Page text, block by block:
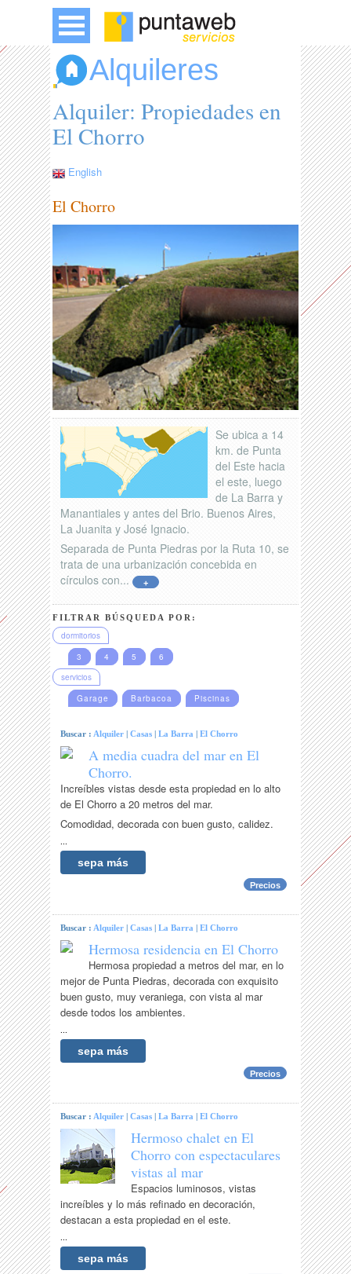
Alquileres
Alquiler: Propiedades en
El Chorro
English
El Chorro
Se ubica a 14
km. de Punta
del Este hacia
el este, luego
de La Barra y
Manantiales y antes del Brio. Buenos Aires,
La Juanita y José Ignacio.
Separada de Punta Piedras por la Ruta 10, se
trata de una urbanización concebida en
círculos con...
+
FILTRAR BÚSQUEDA POR:
dormitorios
3
4 5
6
servicios
Garage
Barbacoa Piscinas
Buscar : Alquiler |Casas |La Barra |El Chorro
A media cuadra del mar en El
Chorro.
Increíbles vistas desde esta propiedad en lo alto
de El Chorro a 20 metros del mar.
Comodidad, decorada con buen gusto, calidez.
...
sepa más
Precios
Buscar : Alquiler |Casas |La Barra |El Chorro
Hermosa residencia en El Chorro
Hermosa propiedad a metros del mar, en lo
mejor de Punta Piedras, decorada con exquisito
buen gusto, muy veraniega, con vista al mar
desde todos los ambientes.
...
sepa más
Precios
Buscar : Alquiler |Casas |La Barra |El Chorro
Hermoso chalet en El
Chorro con espectaculares
vistas al mar
Espacios luminosos, vistas
increíbles y lo más refinado en decoración,
destacan a esta propiedad en el este.
...
sepa más